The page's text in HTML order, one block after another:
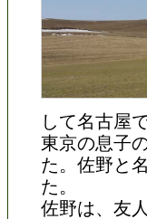
して名古屋
東京の息子
た。佐野と
た。
佐野は、友